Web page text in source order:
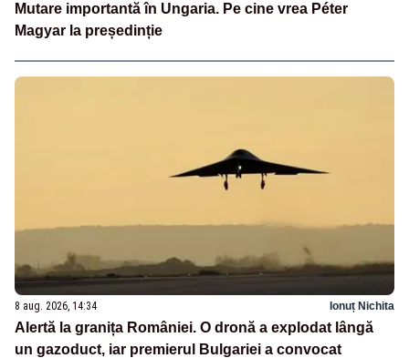
Mutare importantă în Ungaria. Pe cine vrea Péter
Magyar la președinție
8 aug. 2026, 14:34 Ionuț Nichita
Alertă la granița României. O dronă a explodat lângă
un gazoduct, iar premierul Bulgariei a convocat